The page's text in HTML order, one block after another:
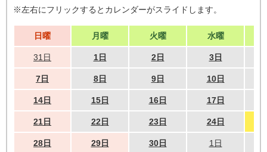
※左右にフリックするとカレンダーがスライドします。
日曜 月曜 火曜 水曜
31日 1日 2日 3日
7日 8日 9日 10日
14日 15日 16日 17日
21日 22日 23日 24日
28日 29日 30日 1日